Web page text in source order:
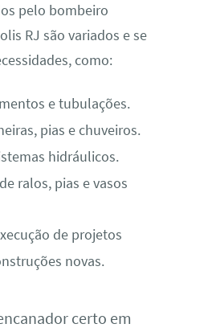
pelo bombeiro
RJ são variados e se
como:
e tubulações.
pias e chuveiros.
hidráulicos.
ralos, pias e vasos
de projetos
novas.
certo em